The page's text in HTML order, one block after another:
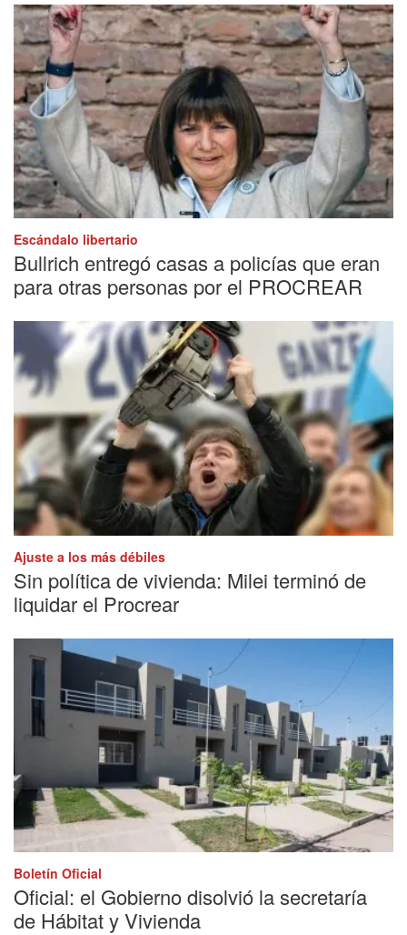
Escándalo libertario
Bullrich entregó casas a policías que eran
para otras personas por el PROCREAR
Ajuste a los más débiles
Sin política de vivienda: Milei terminó de
liquidar el Procrear
Boletín Oficial
Oficial: el Gobierno disolvió la secretaría
de Hábitat y Vivienda